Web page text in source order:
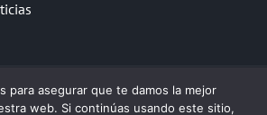
para asegurar que te damos la mejor
web. Si continúas usando este sitio,